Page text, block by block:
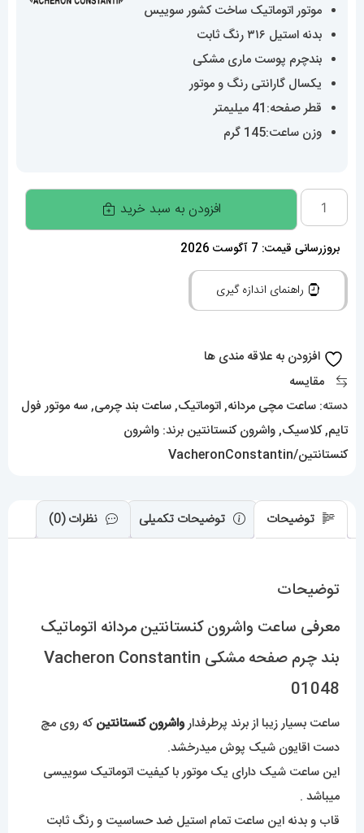
موتور اتوماتیک ساخت کشور سوییس
بدنه استیل ۳۱۶ رنگ ثابت
بندچرم پوست ماری مشکی
یکسال گارانتی رنگ و موتور
قطر صفحه:41 میلیمتر
وزن ساعت:145 گرم
ساعت
واشرون
کنستانتین
مردانه
اتوماتیک
صفحه
Constantin
افزودن به سبد خرید
بروزرسانی قیمت: 7 آگوست 2026
راهنمای اندازه گیری
افزودن به علاقه مندی ها
مقایسه
دسته: ساعت مچی مردانه,اتوماتیک,ساعت بند چرمی,سه موتور فول
تایم,کلاسیک,واشرون کنستانتین برند: واشرون
کنستانتین/VacheronConstantin
توضیحات توضیحات تکمیلی نظرات (0)
توضیحات
معرفی ساعت واشرون کنستانتین مردانه اتوماتیک
بند چرم صفحه مشکی Vacheron Constantin
01048
ساعت بسیار زیبا از برند پرطرفدارواشرون کنستانتینکه روی مچ
دست اقایون شیک پوش میدرخشد.
این ساعت شیک دارای یک موتور با کیفیت اتوماتیک سوییسی
میباشد .
قاب و بدنه این ساعت تمام استیل ضد حساسیت و رنگ ثابت